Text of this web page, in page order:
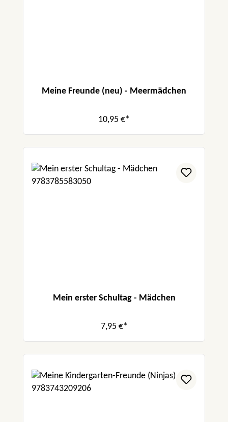
Meine Freunde (neu) - Meermädchen
10,95 €*
Mein erster Schultag - Mädchen
7,95 €*